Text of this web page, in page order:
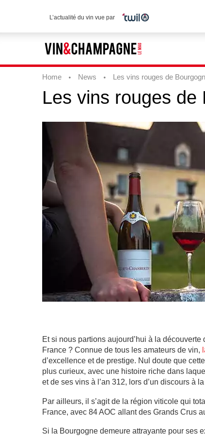
L’actualité du vin vue par
Home News Les vins rouges de
Les vins rouges de
Et si nous partions aujourd’hui à la
France ? Connue de tous les amateurs de vin,
d’excellence et de prestige. Nul doute que
plus curieux, avec une histoire riche dans
et de ses vins à l’an 312, lors d’un discours à
Par ailleurs, il s’agit de la région viticole qui
France, avec 84 AOC allant des Grands Crus
Si la Bourgogne demeure attrayante pour ses